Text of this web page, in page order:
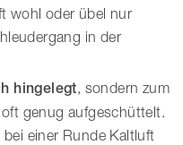
wohl oder übel nur
in der
hingelegt, sondern zum
genug aufgeschüttelt.
einer Runde Kaltluft